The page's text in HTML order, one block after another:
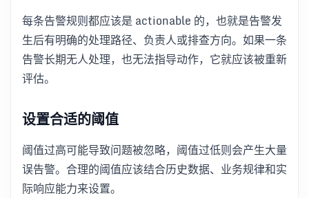
每条告警规则都应该是 actionable 的，也就是告警发
生后有明确的处理路径、负责人或排查方向。如果一条
告警长期无人处理，也无法指导动作，它就应该被重新
评估。
设置合适的阈值
阈值过高可能导致问题被忽略，阈值过低则会产生大量
误告警。合理的阈值应该结合历史数据、业务规律和实
际响应能力来设置。